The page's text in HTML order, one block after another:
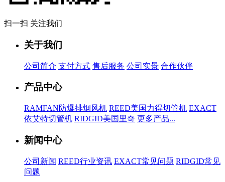
扫一扫 关注我们
关于我们
公司简介 支付方式 售后服务 公司实景 合作伙伴
产品中心
RAMFAN防爆排烟风机 REED美国力得切管机 EXACT
依艾特切管机 RIDGID美国里奇 更多产品...
新闻中心
公司新闻 REED行业资讯 EXACT常见问题 RIDGID常见
问题